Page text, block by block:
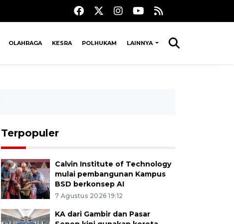
OLAHRAGA KESRA POLHUKAM LAINNYA
Terpopuler
Calvin Institute of Technology
mulai pembangunan Kampus
BSD berkonsep AI
7 Agustus 2026 19:12
KA dari Gambir dan Pasar